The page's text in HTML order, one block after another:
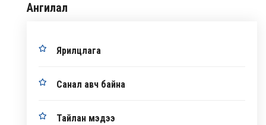
Ангилал
Ярилцлага
Санал авч байна
Тайлан мэдээ